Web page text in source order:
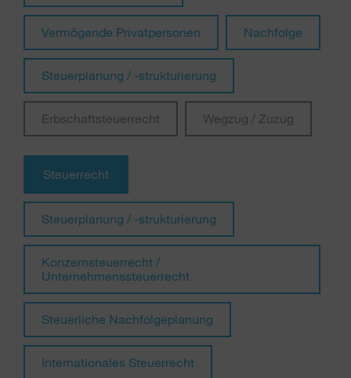
Vermögende Privatpersonen Nachfolge
Steuerplanung / -strukturierung
Erbschaftsteuerrecht Wegzug / Zuzug
Steuerrecht
Steuerplanung / -strukturierung
Konzernsteuerrecht /
Unternehmenssteuerrecht
Steuerliche Nachfolgeplanung
Internationales Steuerrecht